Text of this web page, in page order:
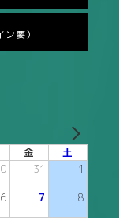
ン要）
金 土
31 1
6 7 8